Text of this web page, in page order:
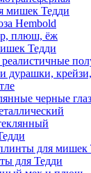
мишек Тедди
Hembold
плюш, ёж
Тедди
реалистичные
дурашки,
черные
для мишек
для Тедди